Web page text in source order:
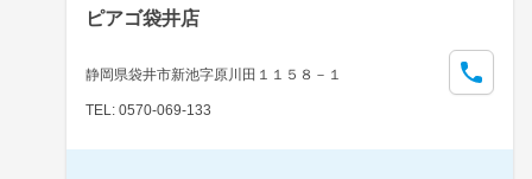
ピアゴ袋井店
静岡県袋井市新池字原川田１１５８－１
TEL: 0570-069-133